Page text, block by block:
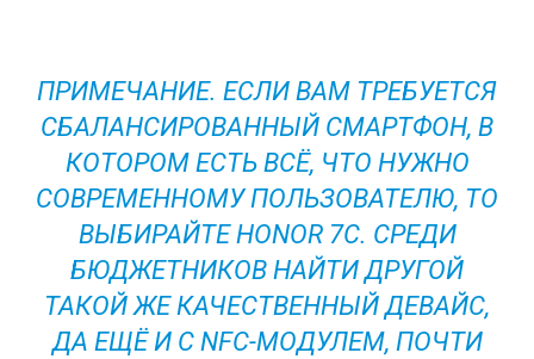
ПРИМЕЧАНИЕ. ЕСЛИ ВАМ ТРЕБУЕТСЯ
СБАЛАНСИРОВАННЫЙ СМАРТФОН, В
КОТОРОМ ЕСТЬ ВСЁ, ЧТО НУЖНО
СОВРЕМЕННОМУ ПОЛЬЗОВАТЕЛЮ, ТО
ВЫБИРАЙТЕ HONOR 7C. СРЕДИ
БЮДЖЕТНИКОВ НАЙТИ ДРУГОЙ
ТАКОЙ ЖЕ КАЧЕСТВЕННЫЙ ДЕВАЙС,
ДА ЕЩЁ И С NFC-МОДУЛЕМ, ПОЧТИ